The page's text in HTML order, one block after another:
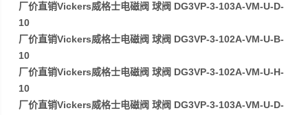
厂价直销Vickers威格士电磁阀 球阀 DG3VP-3-103A-VM-U-D-
10
厂价直销Vickers威格士电磁阀 球阀 DG3VP-3-102A-VM-U-B-
10
厂价直销Vickers威格士电磁阀 球阀 DG3VP-3-102A-VM-U-H-
10
厂价直销Vickers威格士电磁阀 球阀 DG3VP-3-103A-VM-U-D-